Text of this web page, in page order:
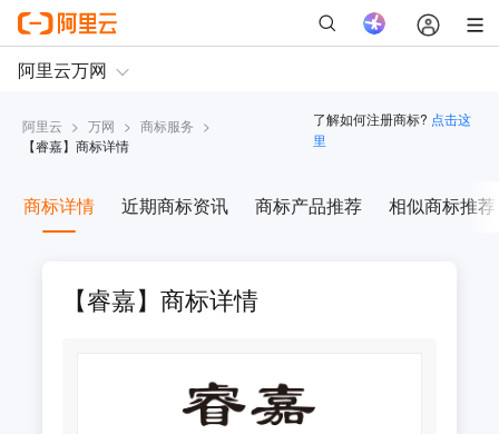
阿里云 > 万网 > 商标服务 >
【睿嘉】商标详情
了解如何注册商标? 点击这
里
商标详情 近期商标资讯 商标产品推荐 相似商标推荐
【睿嘉】商标详情